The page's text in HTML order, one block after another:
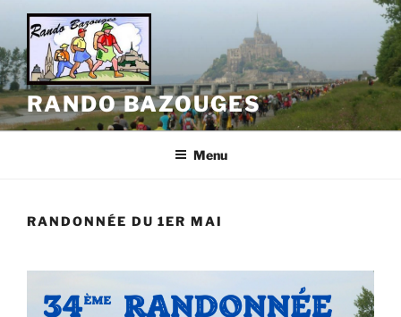
Aller
contenu
principal
RANDO BAZOUGES
Menu
RANDONNÉE DU 1ER MAI